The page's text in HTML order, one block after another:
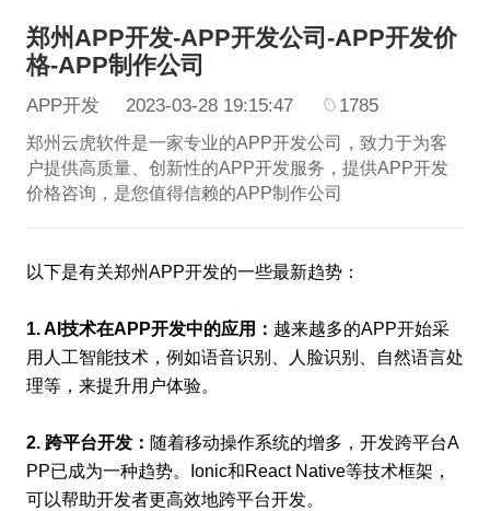
郑州APP开发-APP开发公司-APP开发价
格-APP制作公司
APP开发 2023-03-28 19:15:47 1785
郑州云虎软件是一家专业的APP开发公司，致力于为客
户提供高质量、创新性的APP开发服务，提供APP开发
价格咨询，是您值得信赖的APP制作公司
以下是有关郑州APP开发的一些最新趋势：
1. AI技术在APP开发中的应用： 越来越多的APP开始采
用人工智能技术，例如语音识别、人脸识别、自然语言处
理等，来提升用户体验。
2. 跨平台开发： 随着移动操作系统的增多，开发跨平台A
PP已成为一种趋势。Ionic和React Native等技术框架，
可以帮助开发者更高效地跨平台开发。